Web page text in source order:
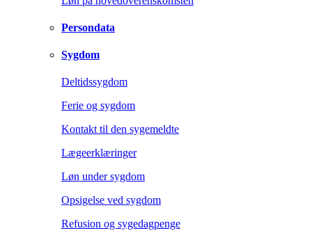
Persondata
Sygdom
Deltidssygdom
Ferie og sygdom
Kontakt til den sygemeldte
Lægeerklæringer
Løn under sygdom
Opsigelse ved sygdom
Refusion og sygedagpenge